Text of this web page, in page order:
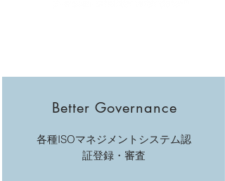
Better Governance
各種ISOマネジメントシステム認
証登録 ​・審査